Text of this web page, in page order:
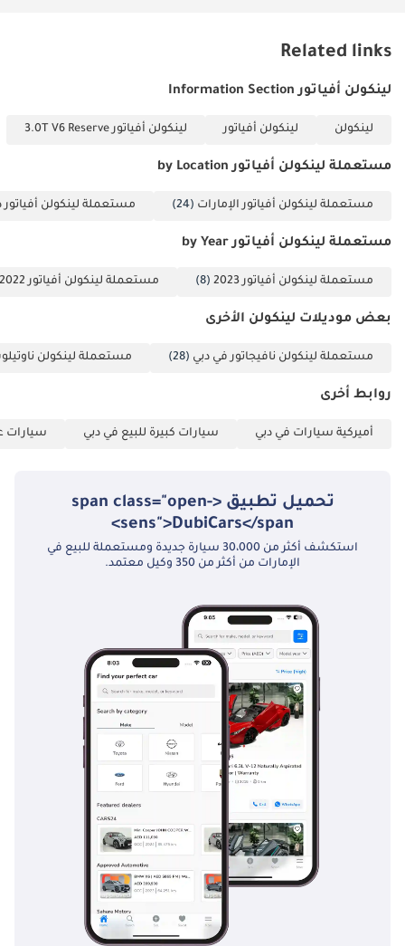
المستندات المطلوبة:
راتب 2 كشف حساب
جواز السفر والتأشيرة
الهوية الإماراتية (إذا
كنت قد استلمت راتباً
تستلم أي راتب
مدرجة، فيرجى
نسخ من جوازات سفر
الإماراتية والتأشيرة 5
شخصي لآخر 3 أشهر
6 كشف حساب بنكي
الشركات: 1 رخصة
التأسيس 3 نسخ من
جوازات سفر جميع
الشركاء 4 كشف
للبدء، نطلب دفعة
مقدمة قدرها 5000
درهم إماراتي عبر: 1
بطاقة ائتمان/خصم:
Related links
لينكولن أفياتور Information Section
لينكولن لينكولن أفياتور لينكولن أفياتور 3.0T V6 Reserve
مستعملة لينكولن أفياتور by Location
مستعملة لينكولن أفياتور الإمارات (24) مستعملة لينكولن أفياتور
مستعملة لينكولن أفياتور by Year
مستعملة لينكولن أفياتور 2023 (8) مستعملة لينكولن أفياتور 2022
بعض موديلات لينكولن الأخرى
مستعملة لينكولن نافيجاتور في دبي (28) مستعملة لينكولن
روابط أخرى
أميركية سيارات في دبي سيارات كبيرة للبيع في دبي سيارات
تحميل تطبيق <span class="open-
sens">DubiCars</span>
استكشف أكثر من 30،000 سيارة جديدة ومستعملة للبيع في
الإمارات من أكثر من 350 وكيل معتمد.